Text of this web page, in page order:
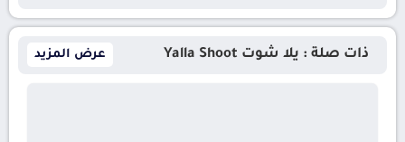
ذات صلة : يلا شوت Yalla Shoot عرض المزيد